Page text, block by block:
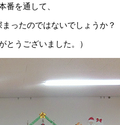
番を通して、
ったのではないでしょうか？
とうございました。）